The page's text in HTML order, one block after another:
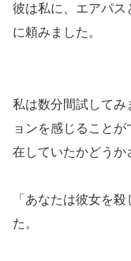
彼は私に、エアパス
に頼みました。
私は数分間試してみ
ョンを感じること
在していたかどうか
「あなたは彼女を
た。